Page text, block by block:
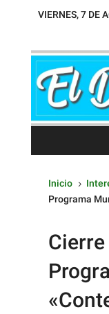
VIERNES, 7 DE
Inicio 5
Programa